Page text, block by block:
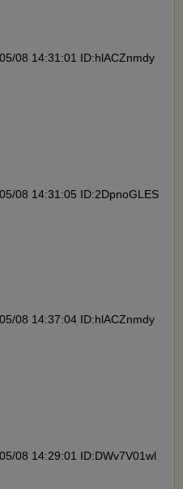
08 14:31:01 ID:hlACZnmdy
08 14:31:05 ID:2DpnoGLES
08 14:37:04 ID:hlACZnmdy
08 14:29:01 ID:DWv7V01wl